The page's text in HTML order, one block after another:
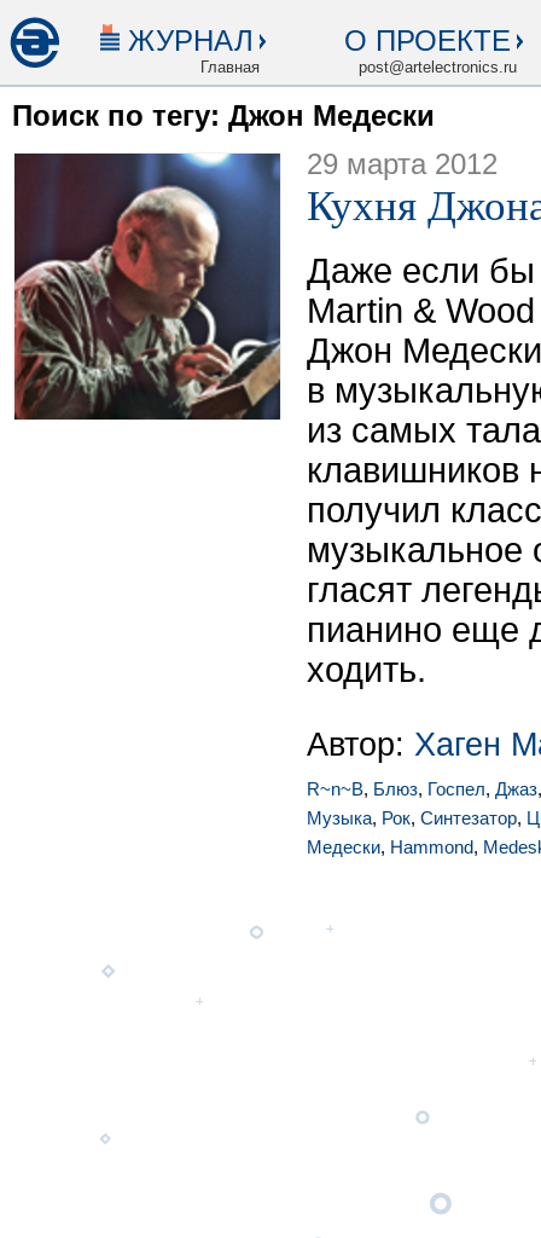
ЖУРНАЛ
Главная
О ПРОЕКТЕ
post@artelectronics.ru
Поиск по тегу: Джон Медески
29 марта 2012
Кухня
Даже если бы
Martin &
Джон
в
из самых
клавишников
получил
музыкальное
гласят
пианино еще
ходить.
Автор: Хаген
R~n~B, Блюз, Госпел, Джаз
Музыка, Рок, Синтезатор,
Медески, Hammond,